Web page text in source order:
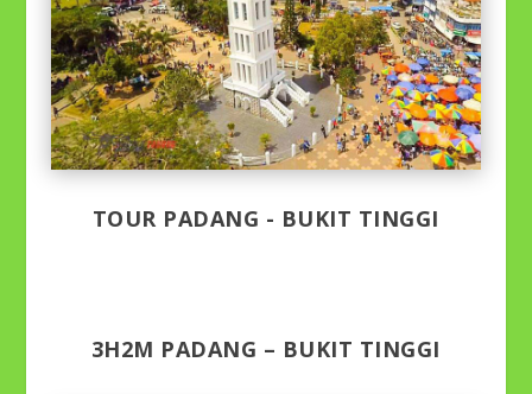
TOUR PADANG - BUKIT TINGGI
3H2M PADANG – BUKIT TINGGI